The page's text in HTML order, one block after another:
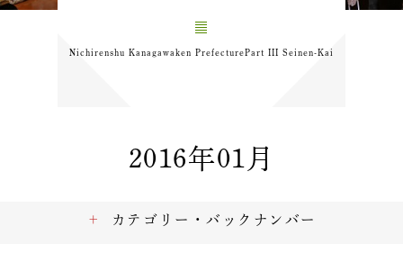
Nichirenshu Kanagawaken PrefecturePart III Seinen-Kai
2016年01月
カテゴリー・バックナンバー